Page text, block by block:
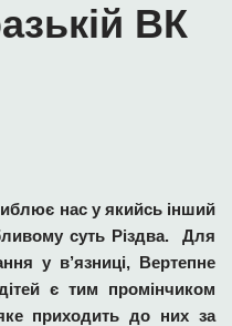
ВК
нас у якийсь інший
суть Різдва. Для
у в’язниці, Вертепне
є тим промінчиком
приходить до них за